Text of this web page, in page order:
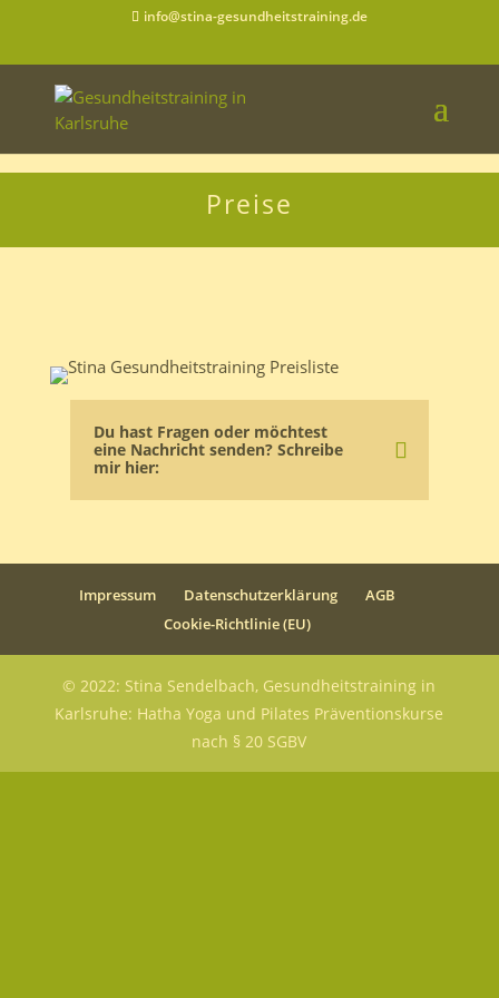
info@stina-gesundheitstraining.de
Preise
Du hast Fragen oder möchtest
eine Nachricht senden? Schreibe
mir hier:
Impressum Datenschutzerklärung
AGB
Cookie-Richtlinie (EU)
© 2022: Stina Sendelbach, Gesundheitstraining in
Karlsruhe: Hatha Yoga und Pilates Präventionskurse
nach § 20 SGBV